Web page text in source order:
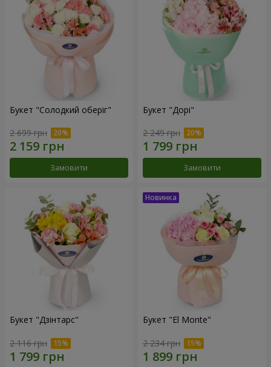
Букет "Солодкий оберіг"
2 699 грн
Замовити
Букет "Дорі"
2 249 грн
Замовити
Букет "Дзінтарс"
2 116 грн
Букет "El Monte"
2 234 грн